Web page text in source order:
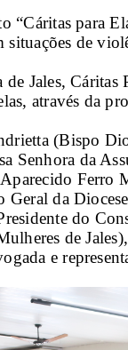
para
situações de
Jales, Cáritas
através da
(Bispo
Senhora da
Ferro
da
do
de
e